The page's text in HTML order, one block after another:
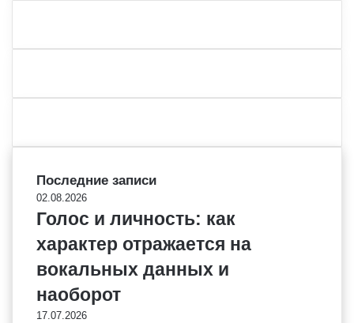
Последние записи
02.08.2026
Голос и личность: как
характер отражается на
вокальных данных и
наоборот
17.07.2026